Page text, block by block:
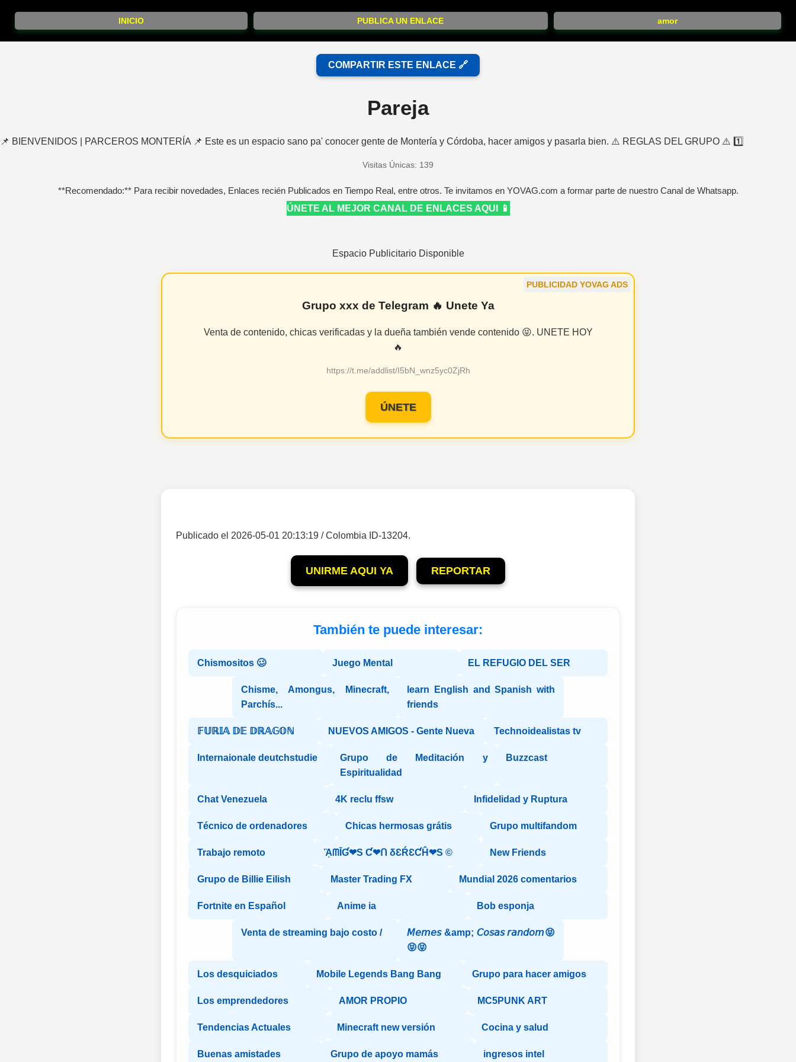
INICIO PUBLICA UN ENLACE amor
COMPARTIR ESTE ENLACE 🔗
Pareja
📌 BIENVENIDOS | PARCEROS MONTERÍA 📌 Este es un espacio sano pa' conocer gente de Montería y Córdoba, hacer amigos y pasarla bien. ⚠️ REGLAS DEL GRUPO ⚠️ 1️⃣
Visitas Únicas: 139
**Recomendado:** Para recibir novedades, Enlaces recién Publicados en Tiempo Real, entre otros. Te invitamos en YOVAG.com a formar parte de nuestro Canal de Whatsapp.
ÚNETE AL MEJOR CANAL DE ENLACES AQUI 📱
Espacio Publicitario Disponible
PUBLICIDAD YOVAG ADS
Grupo xxx de Telegram 🔥 Unete Ya
Venta de contenido, chicas verificadas y la dueña también vende contenido 😝. UNETE HOY
🔥
https://t.me/addlist/I5bN_wnz5yc0ZjRh
ÚNETE
Publicado el 2026-05-01 20:13:19 / Colombia ID-13204.
UNIRME AQUI YA REPORTAR
También te puede interesar:
Chismositos 🥴 Juego Mental EL REFUGIO DEL SER
Chisme, Amongus, Minecraft,
Parchís...
learn English and Spanish with
friends
𝔽𝕌ℝ𝕀𝔸 𝔻𝔼 𝔻ℝ𝔸𝔾𝕆ℕ NUEVOS AMIGOS - Gente Nueva Technoidealistas tv
Internaionale deutchstudie
Grupo de Meditación y
Espiritualidad
Buzzcast
Chat Venezuela 4K reclu ffsw Infidelidad y Ruptura
Técnico de ordenadores Chicas hermosas grátis Grupo multifandom
Trabajo remoto ᾋᗰĪƓ❤S Ƈ❤ᑎ δƐŔƐƇĤ❤S ©️ New Friends
Grupo de Billie Eilish Master Trading FX Mundial 2026 comentarios
Fortnite en Español Anime ia Bob esponja
Venta de streaming bajo costo /
𝘔𝘦𝘮𝘦𝘴 &amp; 𝘊𝘰𝘴𝘢𝘴 𝘳𝘢𝘯𝘥𝘰𝘮😝
😝😝
Los desquiciados Mobile Legends Bang Bang Grupo para hacer amigos
Los emprendedores AMOR PROPIO MC5PUNK ART
Tendencias Actuales Minecraft new versión Cocina y salud
Buenas amistades Grupo de apoyo mamás ingresos intel